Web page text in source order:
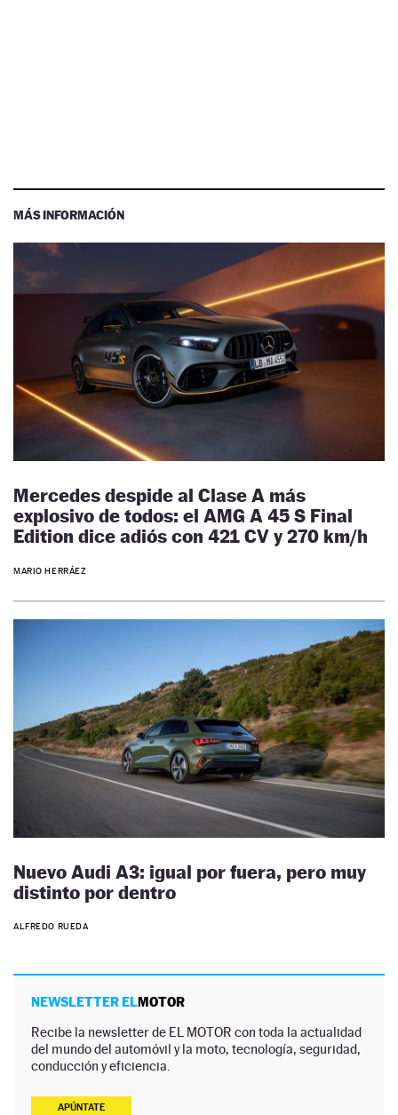
MÁS INFORMACIÓN
Mercedes despide al Clase A más
explosivo de todos: el AMG A 45 S Final
Edition dice adiós con 421 CV y 270 km/h
MARIO HERRÁEZ
Nuevo Audi A3: igual por fuera, pero muy
distinto por dentro
ALFREDO RUEDA
NEWSLETTER ELMOTOR
Recibe la newsletter de EL MOTOR con toda la actualidad
del mundo del automóvil y la moto, tecnología, seguridad,
conducción y eficiencia.
APÚNTATE